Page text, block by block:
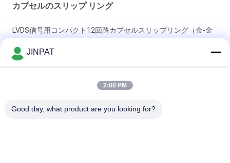
カプセルのスリップ リング
LVDS信号用コンパクト12回路カプセルスリップリング（金-金
18回路 250 RPM カプセルスリップリング、金-金接触、メカニ
ン
JINPAT
2:00 PM
Good day, what product are you looking for?